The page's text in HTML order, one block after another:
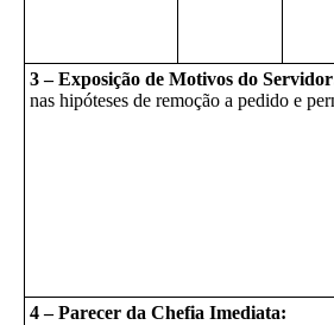
3 – Exposição de Motivos do
nas hipóteses de remoção a pedido e
4 – Parecer da Chefia Imediata: